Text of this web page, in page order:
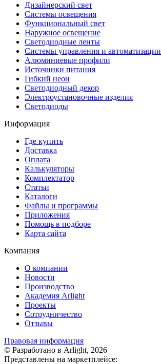
Дизайнерский свет
Системы освещения
Функциональный свет
Наружное освещение
Светодиодные ленты
Системы управления и автоматизации
Алюминиевые профили
Источники питания
Гибкий неон
Светодиодный декор
Электроустановочные изделия
Светодиоды
Информация
Где купить
Доставка
Оплата
Калькуляторы
Комплектатор
Статьи
Каталоги
Файлы и программы
Приложения
Помощь в подборе
Карта сайта
Компания
О компании
Новости
Производство
Академия Arlight
Проекты
Сотрудничество
Отзывы
Правовая информация
© Разработано в Arlight, 2026
Представлены на маркетплейсе: